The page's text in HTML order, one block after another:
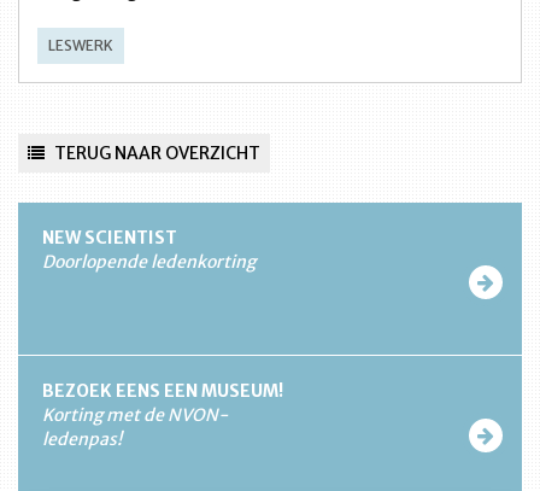
LESWERK
TERUG NAAR OVERZICHT
NEW SCIENTIST
Doorlopende ledenkorting
BEZOEK EENS EEN MUSEUM!
Korting met de NVON-
ledenpas!